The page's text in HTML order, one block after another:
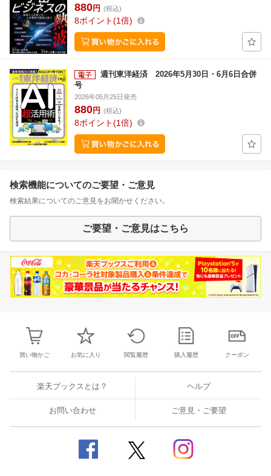
880円 (税込)
8ポイント 1倍
週刊東洋経済 2026年5月30日・6月6日合併
号
2026年05月25日発売
880円 (税込)
8ポイント 1倍
検索機能についてのご要望・ご意見
検索結果についてのご意見をお聞かせください。
ご要望・ご意見はこちら
買い物かご お気に入り 閲覧履歴 購入履歴 クーポン
楽天ブックスとは？ ヘルプ
お問い合わせ ご意見・ご要望